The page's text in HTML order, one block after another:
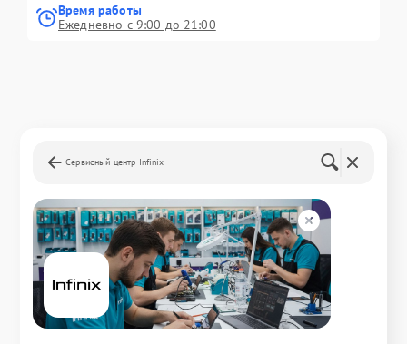
Время работы
Ежедневно с 9:00 до 21:00
Сервисный центр Infinix